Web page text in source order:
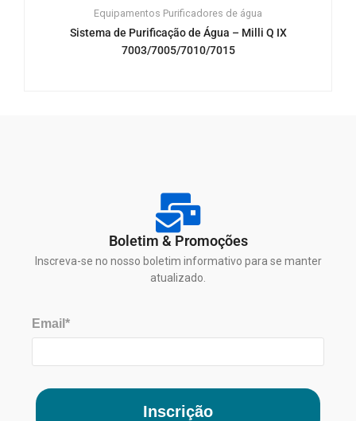
Equipamentos Purificadores de água
Sistema de Purificação de Água – Milli Q IX
7003/7005/7010/7015
Boletim & Promoções
Inscreva-se no nosso boletim informativo para se manter
atualizado.
Email*
Inscrição